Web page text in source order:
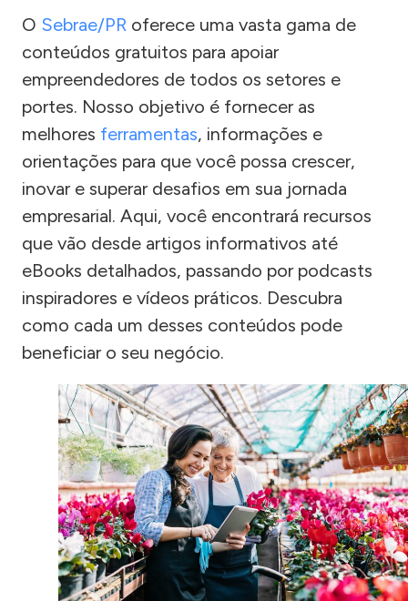
O Sebrae/PR oferece uma vasta gama de
conteúdos gratuitos para apoiar
empreendedores de todos os setores e
portes. Nosso objetivo é fornecer as
melhores ferramentas, informações e
orientações para que você possa crescer,
inovar e superar desafios em sua jornada
empresarial. Aqui, você encontrará recursos
que vão desde artigos informativos até
eBooks detalhados, passando por podcasts
inspiradores e vídeos práticos. Descubra
como cada um desses conteúdos pode
beneficiar o seu negócio.